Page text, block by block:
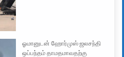
ஓமானுடன் ஹோர்முஸ் ஜலசந்தி
ஒப்பந்தம் தாமதமாவதற்கு